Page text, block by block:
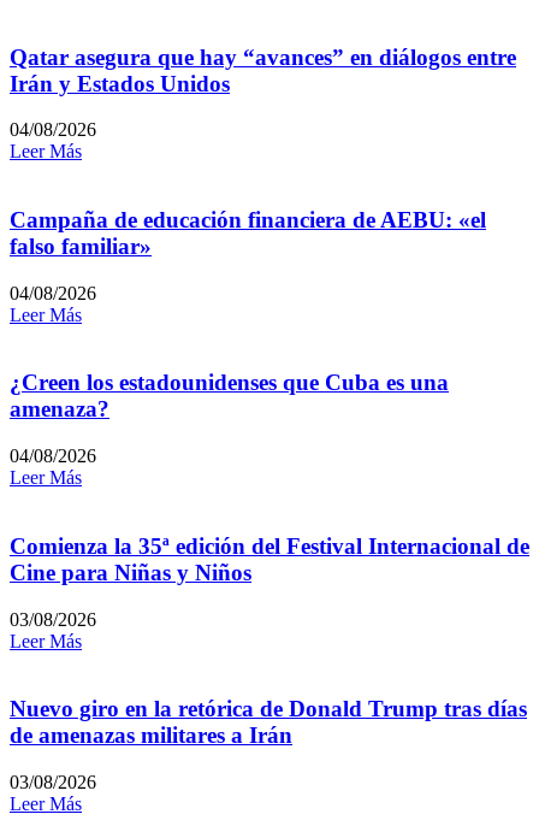
Qatar asegura que hay “avances” en diálogos entre
Irán y Estados Unidos
04/08/2026
Leer Más
Campaña de educación financiera de AEBU: «el
falso familiar»
04/08/2026
Leer Más
¿Creen los estadounidenses que Cuba es una
amenaza?
04/08/2026
Leer Más
Comienza la 35ª edición del Festival Internacional de
Cine para Niñas y Niños
03/08/2026
Leer Más
Nuevo giro en la retórica de Donald Trump tras días
de amenazas militares a Irán
03/08/2026
Leer Más